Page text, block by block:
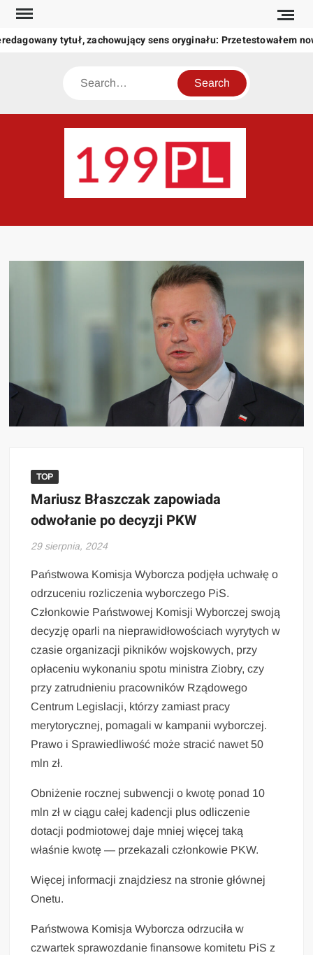
Skip
content
tytuł, zachowujący sens oryginału: Przetestowałem
Search
świat
TOP
Mariusz Błaszczak zapowiada
odwołanie po decyzji PKW
29 sierpnia, 2024
Państwowa Komisja Wyborcza podjęła uchwałę o
odrzuceniu rozliczenia wyborczego PiS.
Członkowie Państwowej Komisji Wyborczej swoją
decyzję oparli na nieprawidłowościach wyrytych w
czasie organizacji pikników wojskowych, przy
opłaceniu wykonaniu spotu ministra Ziobry, czy
przy zatrudnieniu pracowników Rządowego
Centrum Legislacji, którzy zamiast pracy
merytorycznej, pomagali w kampanii wyborczej.
Prawo i Sprawiedliwość może stracić nawet 50
mln zł.
Obniżenie rocznej subwencji o kwotę ponad 10
mln zł w ciągu całej kadencji plus odliczenie
dotacji podmiotowej daje mniej więcej taką
właśnie kwotę — przekazali członkowie PKW.
Więcej informacji znajdziesz na stronie głównej
Onetu.
Państwowa Komisja Wyborcza odrzuciła w
czwartek sprawozdanie finansowe komitetu PiS z